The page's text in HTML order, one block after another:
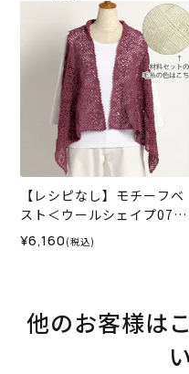
【レシピなし】モチーフベ
スト＜ウールシェイプ07BE
＞（編み物 材料セット）
¥6,160 (税込)
他のお客様は